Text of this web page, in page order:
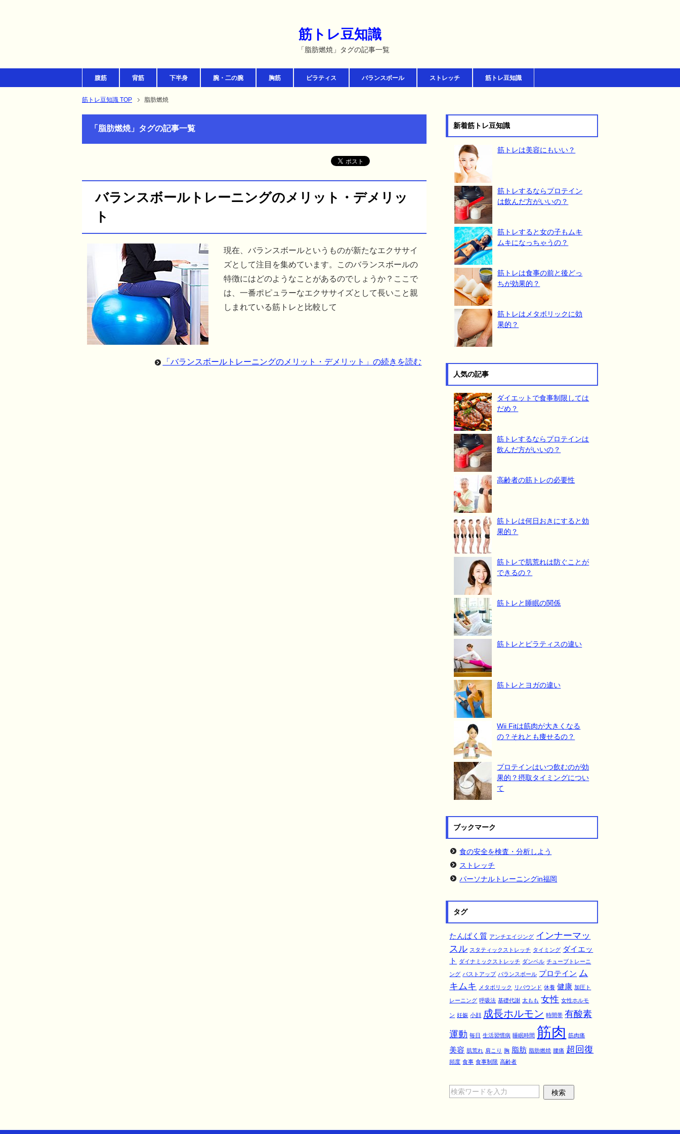
筋トレ豆知識
「脂肪燃焼」タグの記事一覧
腹筋 背筋 下半身 腕・二の腕 胸筋 ピラティス バランスボール ストレッチ 筋トレ豆知識
筋トレ豆知識 TOP 脂肪燃焼
「脂肪燃焼」タグの記事一覧
バランスボールトレーニングのメリット・デメリッ
ト
現在、バランスボールというものが新たなエクササイ
ズとして注目を集めています。このバランスボールの
特徴にはどのようなことがあるのでしょうか？ここで
は、一番ポピュラーなエクササイズとして長いこと親
しまれている筋トレと比較して
「バランスボールトレーニングのメリット・デメリット」の続きを読む
新着筋トレ豆知識
筋トレは美容にもいい？
筋トレするならプロテイン
は飲んだ方がいいの？
筋トレすると女の子もムキ
ムキになっちゃうの？
筋トレは食事の前と後どっ
ちが効果的？
筋トレはメタボリックに効
果的？
人気の記事
ダイエットで食事制限しては
だめ？
筋トレするならプロテインは
飲んだ方がいいの？
高齢者の筋トレの必要性
筋トレは何日おきにすると効
果的？
筋トレで肌荒れは防ぐことが
できるの？
筋トレと睡眠の関係
筋トレとピラティスの違い
筋トレとヨガの違い
Wii Fitは筋肉が大きくなる
の？それとも痩せるの？
プロテインはいつ飲むのが効
果的？摂取タイミングについ
て
ブックマーク
食の安全を検査・分析しよう
ストレッチ
パーソナルトレーニングin福岡
タグ
たんぱく質 アンチエイジング インナーマッ
スル スタティックストレッチ タイミング ダイエッ
ト
ダイナミックストレッチ ダンベル チューブトレーニ
ング バストアップ バランスボール プロテイン ム
キムキ
メタボリック リバウンド 休養 健康 加圧ト
レーニング 呼吸法 基礎代謝 太もも 女性 女性ホルモ
ン 妊娠 小顔 成長ホルモン 時間帯 有酸素
運動 毎日 生活習慣病 睡眠時間 筋肉 筋肉痛
美容 肌荒れ 肩こり 胸 脂肪 脂肪燃焼 腰痛 超回復
頻度 食事 食事制限 高齢者